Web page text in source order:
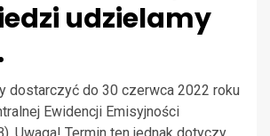
udzielamy
dostarczyć do 30 czerwca 2022 roku
Ewidencji Emisyjności
Uwaga! Termin ten jednak dotyczy